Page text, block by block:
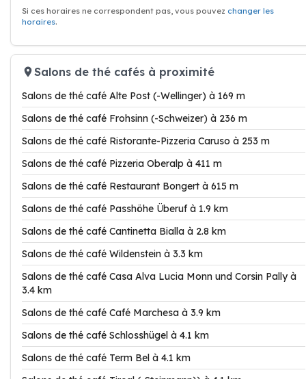
Si ces horaires ne correspondent pas, vous pouvez changer les
horaires.
Salons de thé cafés à proximité
Salons de thé café Alte Post (-Wellinger) à 169 m
Salons de thé café Frohsinn (-Schweizer) à 236 m
Salons de thé café Ristorante-Pizzeria Caruso à 253 m
Salons de thé café Pizzeria Oberalp à 411 m
Salons de thé café Restaurant Bongert à 615 m
Salons de thé café Passhöhe Überuf à 1.9 km
Salons de thé café Cantinetta Bialla à 2.8 km
Salons de thé café Wildenstein à 3.3 km
Salons de thé café Casa Alva Lucia Monn und Corsin Pally à
3.4 km
Salons de thé café Café Marchesa à 3.9 km
Salons de thé café Schlosshügel à 4.1 km
Salons de thé café Term Bel à 4.1 km